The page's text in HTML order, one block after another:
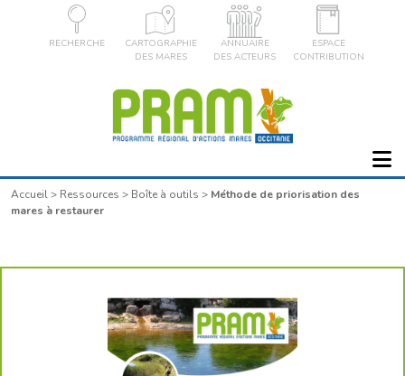
RECHERCHE
CARTOGRAPHIE
DES MARES
ANNUAIRE
DES ACTEURS
ESPACE
CONTRIBUTION
Accueil> Ressources > Boîte à outils > Méthode de priorisation des
mares à restaurer